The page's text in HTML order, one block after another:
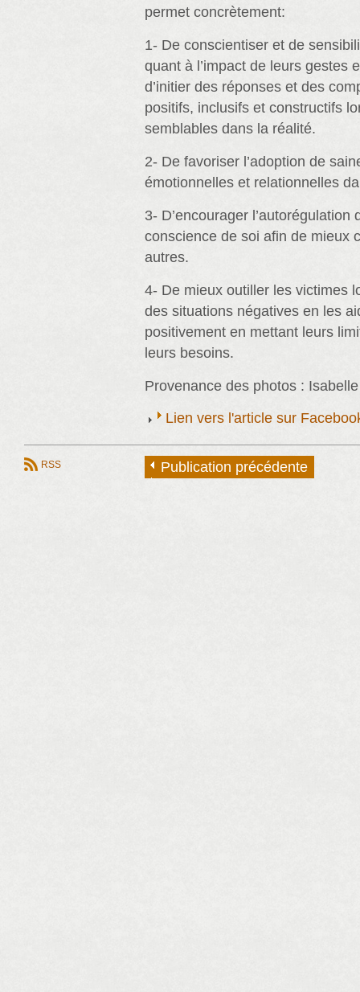
permet concrètement:
1- De conscientiser et de
quant à l’impact de leurs gestes
d’initier des réponses et des
positifs, inclusifs et constructifs
semblables dans la réalité.
2- De favoriser l’adoption de
émotionnelles et relationnelles
3- D’encourager l’autorégulation
conscience de soi afin de mieux
autres.
4- De mieux outiller les victimes
des situations négatives en les
positivement en mettant leurs
leurs besoins.
Provenance des photos :
Lien vers l'article sur
RSS Publication précédente